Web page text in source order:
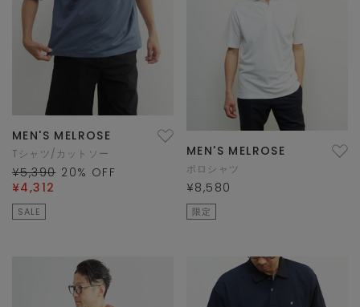
MEN'S MELROSE
Tシャツ/カットソー
¥5,390 20% OFF
¥4,312
SALE
MEN'S MELROSE
ポロシャツ
¥8,580
限定